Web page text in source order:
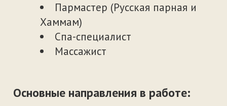
массажных технологий «Секрет» г.
Пермь
Спортивный массаж | ООО
«Центр массажных технологий
«Секрет» г. Пермь
Банное мастерство |